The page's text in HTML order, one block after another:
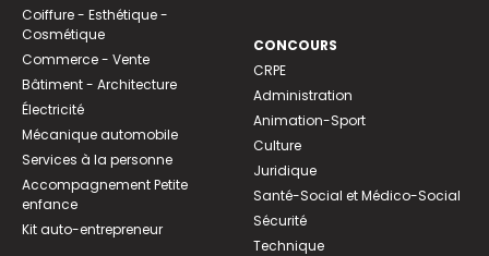
Coiffure - Esthétique -
Cosmétique
Commerce - Vente
Bâtiment - Architecture
Électricité
Mécanique automobile
Services à la personne
Accompagnement Petite
enfance
Kit auto-entrepreneur
CONCOURS
CRPE
Administration
Animation-Sport
Culture
Juridique
Santé-Social et Médico-Social
Sécurité
Technique